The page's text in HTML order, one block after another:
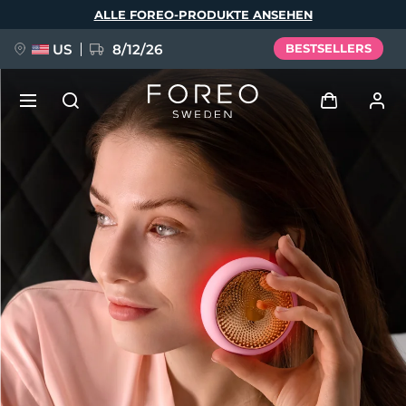
ALLE FOREO-PRODUKTE ANSEHEN
US 8/12/26 BESTSELLERS
Anmelden
Benutzerkonto
Meine Geräte
Meine Bestellungen
Meine Adressen
Meine Abonnements
FAQ™ Pure Beauty-Tech Elixir
BREAKING NEWS
issa™ Teeth Whitening Set
Sprache
Deutsch
Español
Français
Italiano
Português
Polski
Svenska
Русский
Türkçe
简体中文 繁體中文